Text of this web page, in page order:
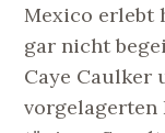
Mexico erlebt
gar nicht
Caye Caulker
vorgelagerten